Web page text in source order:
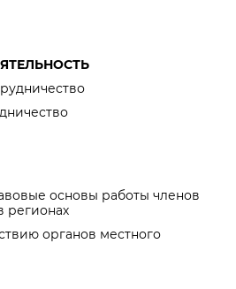
основы работы членов
регионах
органов местного